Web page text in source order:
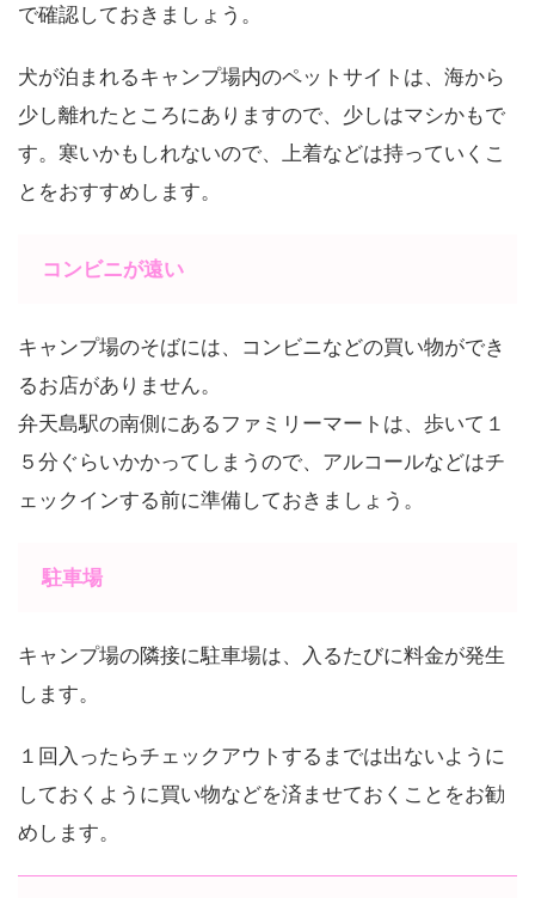
で確認しておきましょう。
犬が泊まれるキャンプ場内のペットサイトは、海から
少し離れたところにありますので、少しはマシかもで
す。寒いかもしれないので、上着などは持っていくこ
とをおすすめします。
コンビニが遠い
キャンプ場のそばには、コンビニなどの買い物ができ
るお店がありません。
弁天島駅の南側にあるファミリーマートは、歩いて１
５分ぐらいかかってしまうので、アルコールなどはチ
ェックインする前に準備しておきましょう。
駐車場
キャンプ場の隣接に駐車場は、入るたびに料金が発生
します。
１回入ったらチェックアウトするまでは出ないように
しておくように買い物などを済ませておくことをお勧
めします。